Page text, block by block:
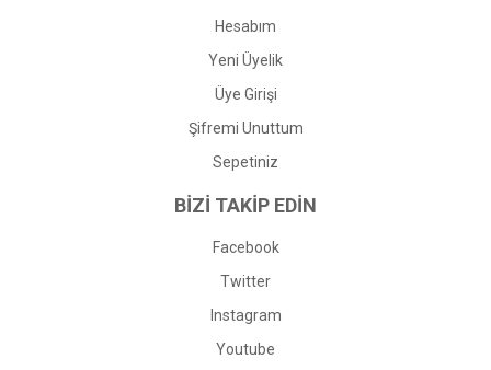
Hesabım
Yeni Üyelik
Üye Girişi
Şifremi Unuttum
Sepetiniz
BİZİ TAKİP EDİN
Facebook
Twitter
Instagram
Youtube